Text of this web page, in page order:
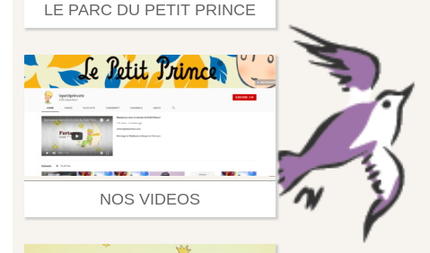
LE PARC DU PETIT PRINCE
NOS VIDEOS